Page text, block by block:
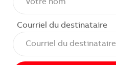
Courriel du destinataire